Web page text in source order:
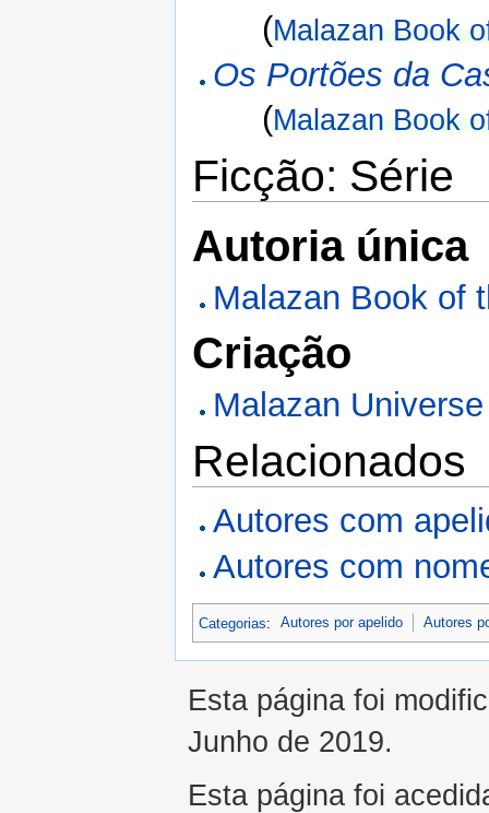
(Malazan Book
Os Portões da
(Malazan Book
Ficção: Série
Autoria única
Malazan Book of
Criação
Malazan Universe
Relacionados
Autores com
Autores com
Categorias: Autores por apelido Autores
Esta página foi
Junho de 2019.
Esta página foi